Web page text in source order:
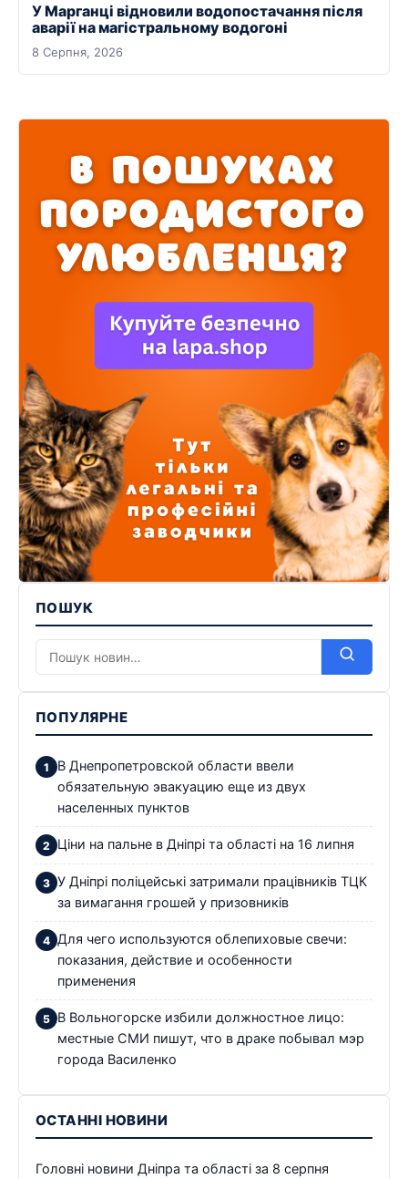
У Марганці відновили водопостачання після
аварії на магістральному водогоні
8 Серпня, 2026
ПОШУК
ПОПУЛЯРНЕ
В Днепропетровской области ввели
обязательную эвакуацию еще из двух
населенных пунктов
Ціни на пальне в Дніпрі та області на 16 липня
У Дніпрі поліцейські затримали працівників ТЦК
за вимагання грошей у призовників
Для чего используются облепиховые свечи:
показания, действие и особенности
применения
В Вольногорске избили должностное лицо:
местные СМИ пишут, что в драке побывал мэр
города Василенко
ОСТАННІ НОВИНИ
Головні новини Дніпра та області за 8 серпня